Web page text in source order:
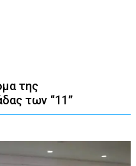
της
των “11”